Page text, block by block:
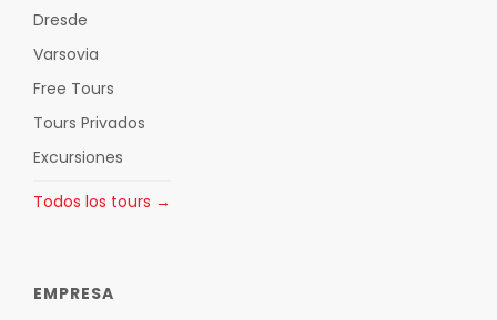
Dresde
Varsovia
Free Tours
Tours Privados
Excursiones
Todos los tours →
EMPRESA